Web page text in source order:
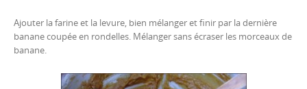
Ajouter la farine et la levure, bien mélanger et finir par la dernière
banane coupée en rondelles. Mélanger sans écraser les morceaux de
banane.